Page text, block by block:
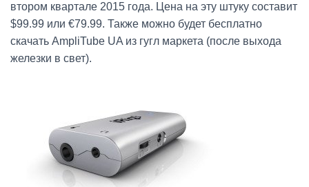
втором квартале 2015 года. Цена на эту штуку составит
$99.99 или €79.99. Также можно будет бесплатно
скачать AmpliTube UA из гугл маркета (после выхода
железки в свет).